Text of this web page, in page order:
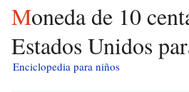
Moneda de 10 centavos de
Estados Unidos
Enciclopedia para niños